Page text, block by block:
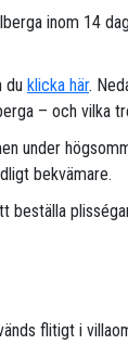
inom 14
du klicka här.
– och vilka
under
bekvämare.
beställa
flitigt i